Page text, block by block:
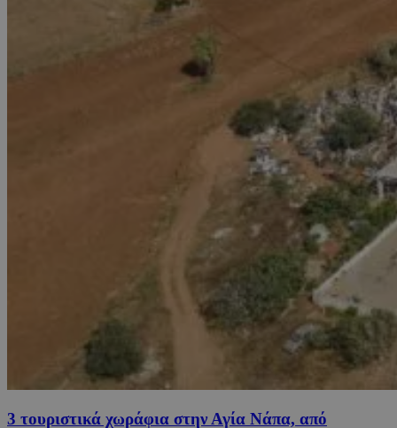
3 τουριστικά χωράφια στην Αγία Νάπα, από